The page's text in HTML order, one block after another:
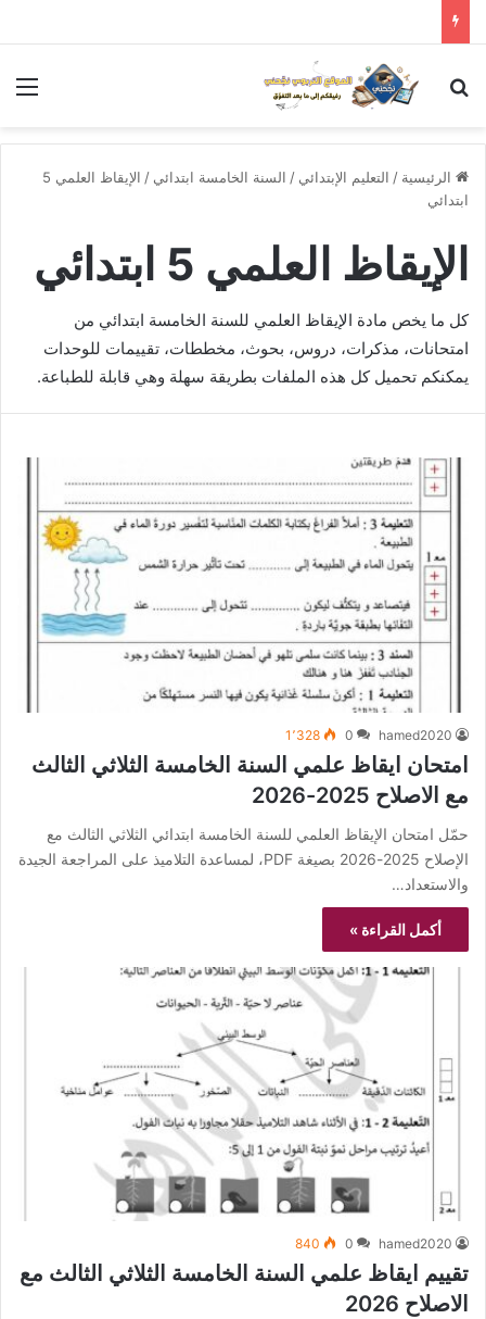
بحث عن
الرئيسية / التعليم الإبتدائي / السنة الخامسة ابتدائي /
الإيقاظ العلمي 5
ابتدائي
الإيقاظ العلمي 5 ابتدائي
كل ما يخص مادة الإيقاظ العلمي للسنة الخامسة ابتدائي من
امتحانات، مذكرات، دروس، بحوث، مخططات، تقييمات للوحدات
يمكنكم تحميل كل هذه الملفات بطريقة سهلة وهي قابلة للطباعة.
hamed2020
0 1٬328
امتحان ايقاظ علمي السنة الخامسة الثلاثي الثالث
مع الاصلاح 2025-2026
حمّل امتحان الإيقاظ العلمي للسنة الخامسة ابتدائي الثلاثي الثالث مع
الإصلاح 2025-2026 بصيغة PDF، لمساعدة التلاميذ على المراجعة الجيدة
والاستعداد…
أكمل القراءة »
hamed2020
0
840
تقييم ايقاظ علمي السنة الخامسة الثلاثي الثالث مع
الاصلاح 2026